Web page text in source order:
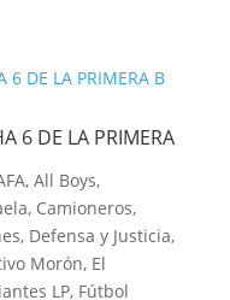
6 DE LA PRIMERA
, All Boys,
, Camioneros,
, Defensa y Justicia,
Morón, El
LP, Fútbol